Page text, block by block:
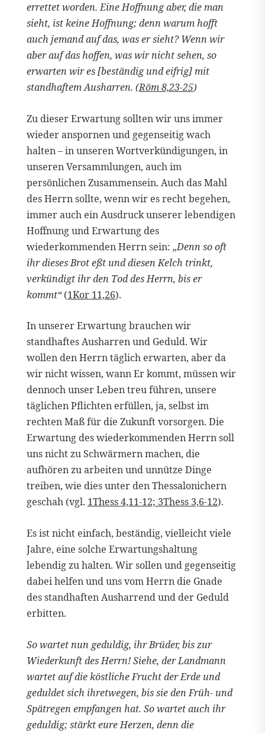
errettet worden. Eine Hoffnung aber, die man
sieht, ist keine Hoffnung; denn warum hofft
auch jemand auf das, was er sieht? Wenn wir
aber auf das hoffen, was wir nicht sehen, so
erwarten wir es [beständig und eifrig] mit
standhaftem Ausharren. (Röm 8,23-25)
Zu dieser Erwartung sollten wir uns immer
wieder anspornen und gegenseitig wach
halten – in unseren Wortverkündigungen, in
unseren Versammlungen, auch im
persönlichen Zusammensein. Auch das Mahl
des Herrn sollte, wenn wir es recht begehen,
immer auch ein Ausdruck unserer lebendigen
Hoffnung und Erwartung des
wiederkommenden Herrn sein: „Denn so oft
ihr dieses Brot eßt und diesen Kelch trinkt,
verkündigt ihr den Tod des Herrn, bis er
kommt“(1Kor 11,26).
In unserer Erwartung brauchen wir
standhaftes Ausharren und Geduld. Wir
wollen den Herrn täglich erwarten, aber da
wir nicht wissen, wann Er kommt, müssen wir
dennoch unser Leben treu führen, unsere
täglichen Pflichten erfüllen, ja, selbst im
rechten Maß für die Zukunft vorsorgen. Die
Erwartung des wiederkommenden Herrn soll
uns nicht zu Schwärmern machen, die
aufhören zu arbeiten und unnütze Dinge
treiben, wie dies unter den Thessalonichern
geschah (vgl. 1Thess 4,11-12; 3Thess 3,6-12).
Es ist nicht einfach, beständig, vielleicht viele
Jahre, eine solche Erwartungshaltung
lebendig zu halten. Wir sollen und gegenseitig
dabei helfen und uns vom Herrn die Gnade
des standhaften Ausharrend und der Geduld
erbitten.
So wartet nun geduldig, ihr Brüder, bis zur
Wiederkunft des Herrn! Siehe, der Landmann
wartet auf die köstliche Frucht der Erde und
geduldet sich ihretwegen, bis sie den Früh- und
Spätregen empfangen hat. So wartet auch ihr
geduldig; stärkt eure Herzen, denn die